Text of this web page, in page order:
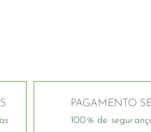
PAGAMENTO
100% de